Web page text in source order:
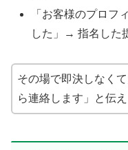
「お客様のプロフ
した」→ 指名した
その場で即決しなく
ら連絡します」と伝